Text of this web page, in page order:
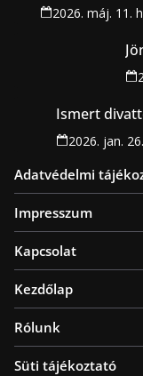
2026. máj. 11.
Ismert
2026. jan.
Adatvédelmi
Impresszum
Kapcsolat
Kezdőlap
Rólunk
Süti tájékoztató